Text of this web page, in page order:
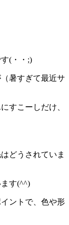
(・・;)
暑すぎて最近サ
すこーしだけ、
どうされていま
す(^^)
ントで、色や形